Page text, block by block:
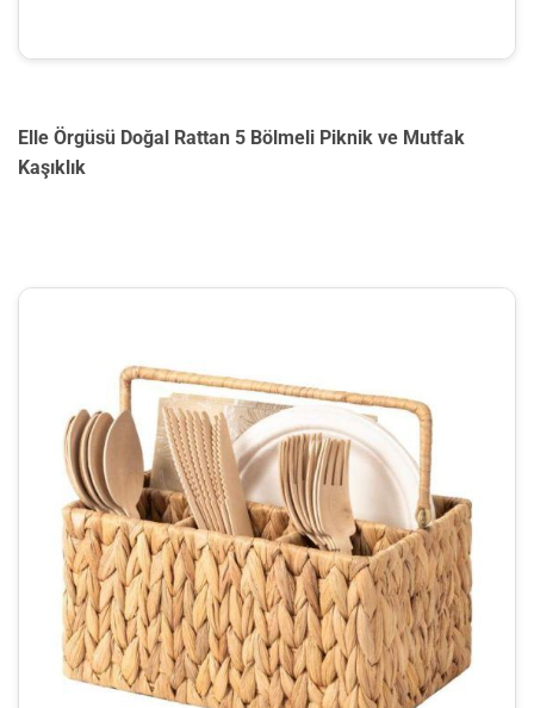
Elle Örgüsü Doğal Rattan 5 Bölmeli Piknik ve Mutfak
Kaşıklık